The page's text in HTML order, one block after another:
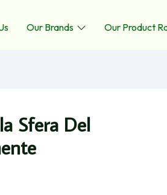
Our Brands Our Product
Sfera Del